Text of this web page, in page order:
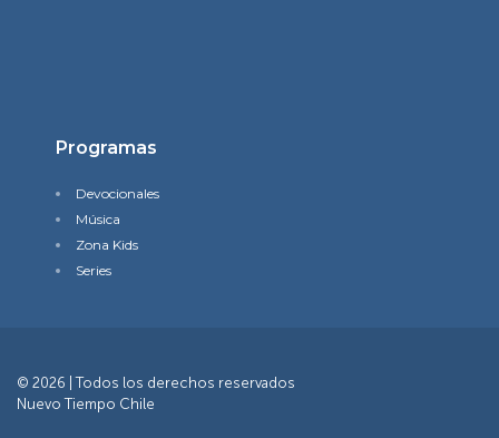
Programas
Devocionales
Música
Zona Kids
Series
© 2026 | Todos los derechos reservados
Nuevo Tiempo Chile